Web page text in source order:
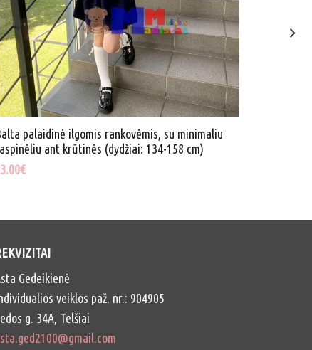
palaidinė ilgomis rankovėmis, su minimaliu
ant krūtinės (dydžiai: 134-158 cm)
€
Gedeikienė
veiklos paž. nr.: 904905
g. 34A, Telšiai